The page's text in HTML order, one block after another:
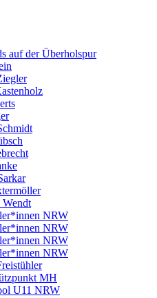
auf der Überholspur
Wendt
NRW
NRW
NRW
NRW
MH
U11 NRW